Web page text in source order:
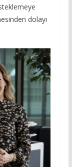
dolayı